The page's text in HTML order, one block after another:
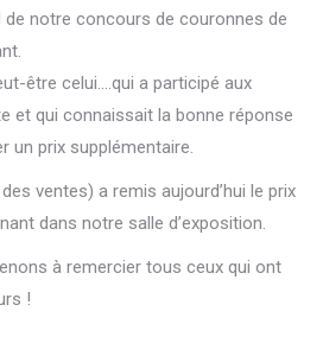
de notre concours de couronnes de
être celui….qui a participé aux
et qui connaissait la bonne réponse
un prix supplémentaire.
ventes) a remis aujourd’hui le prix
dans notre salle d’exposition.
à remercier tous ceux qui ont
!